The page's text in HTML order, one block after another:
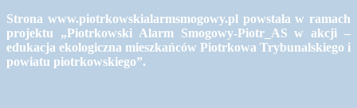
Strona www.piotrkowskialarmsmogowy.pl powstała w ramach
projektu „Piotrkowski Alarm Smogowy-Piotr_AS w akcji –
edukacja ekologiczna mieszkańców Piotrkowa Trybunalskiego i
powiatu piotrkowskiego”.